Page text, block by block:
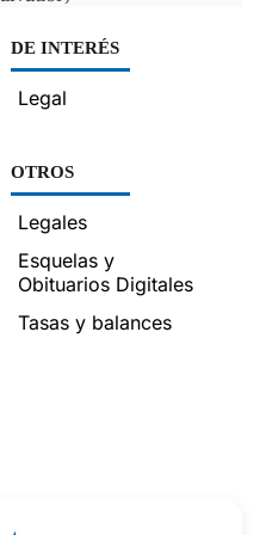
DE INTERÉS
Legal
OTROS
Legales
Esquelas y
Obituarios Digitales
Tasas y balances